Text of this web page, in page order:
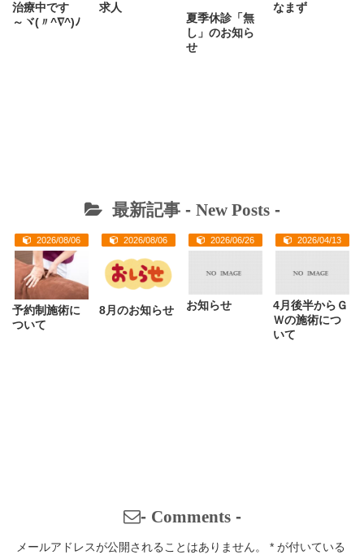
治療中です
～ヾ(〃^∇^)ﾉ
求人
夏季休診「無
し」のお知ら
せ
なまず
最新記事 - New Posts-
2026/08/06
予約制施術に
ついて
2026/08/06
8月のお知らせ
2026/06/26
お知らせ
2026/04/13
4月後半からＧ
Ｗの施術につ
いて
- Comments-
メールアドレスが公開されることはありません。 * が付いている